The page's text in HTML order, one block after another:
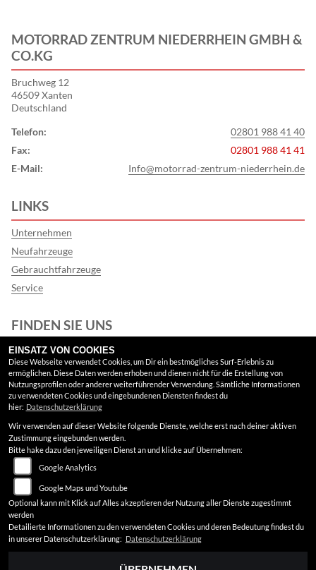
MOTORRAD ZENTRUM NIEDERRHEIN GMBH &
CO.KG
Bruchweg 12
46509 Xanten
Deutschland
Telefon:
02801 988 41 40
Fax:
02801 988 41 41
E-Mail:
Info@motorrad-zentrum-niederrhein.de
LINKS
Unternehmen
Neufahrzeuge
Gebrauchtfahrzeuge
Service
FINDEN SIE UNS
Facebook
Google Maps
RECHTLICHES
AGB
Impressum
Datenschutz
Disclaimer
Barrierefreiheit
EINSATZ VON COOKIES
Diese Webseite verwendet Cookies, um Dir ein bestmögliches Surf-Erlebnis zu
ermöglichen. Diese Daten werden erhoben und dienen nicht für die Erstellung von
Nutzungsprofilen oder anderer weiterführender Verwendung. Sämtliche Informationen
zu verwendeten Cookies und eingebundenen Diensten findest du
hier: Datenschutzerklärung
Wir verwenden auf dieser Website folgende Dienste, welche erst nach deiner aktiven
Zustimmung eingebunden werden.
Bitte hake dazu den jeweiligen Dienst an und klicke auf Übernehmen:
Google Analytics
Google Maps und Youtube
Optional kann mit Klick auf Alles akzeptieren der Nutzung aller Dienste zugestimmt
werden
Detailierte Informationen zu den verwendeten Cookies und deren Bedeutung findest du
in unserer Datenschutzerklärung: Datenschutzerklärung